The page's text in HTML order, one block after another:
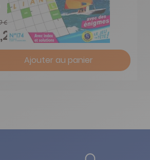
€
€ -24%
Ajouter au panier